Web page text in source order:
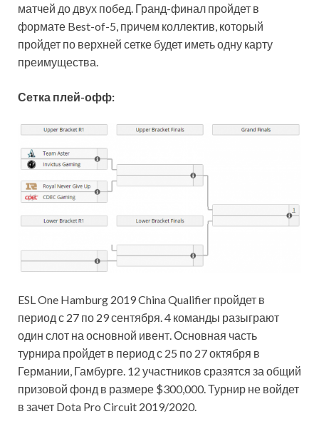
матчей до двух побед. Гранд-финал пройдет в
формате Best-of-5, причем коллектив, который
пройдет по верхней сетке будет иметь одну карту
преимущества.
Сетка плей-офф:
ESL One Hamburg 2019 China Qualifier пройдет в
период с 27 по 29 сентября. 4 команды разыграют
один слот на основной ивент. Основная часть
турнира пройдет в период с 25 по 27 октября в
Германии, Гамбурге. 12 участников сразятся за общий
призовой фонд в размере $300,000. Турнир не войдет
в зачет Dota Pro Circuit 2019/2020.